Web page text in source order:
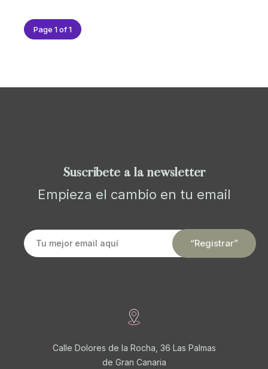
Page 1 of 1
Suscríbete a la newsletter
Empieza el cambio en tu email
Calle Dolores de la Rocha, 36 Las Palmas
de Gran Canaria